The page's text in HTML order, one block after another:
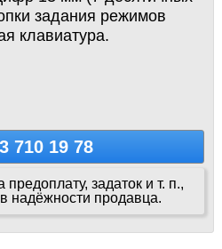
задания режимов
клавиатура.
710 19 78
предоплату, задаток и т. п.,
надёжности продавца.